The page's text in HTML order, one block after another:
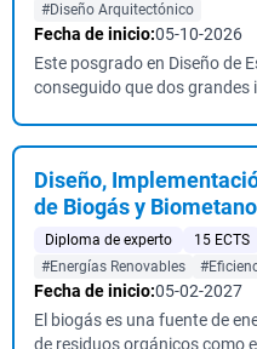
#Diseño Arquitectónico
Fecha de inicio:05-10-2026
Este posgrado en Diseño de
conseguido que dos
Diseño,
de Biogás y Biometano
Diploma de experto 15 ECTS
#Energías Renovables
Fecha de inicio:05-02-2027
El biogás es una fuente de
de residuos orgánicos como